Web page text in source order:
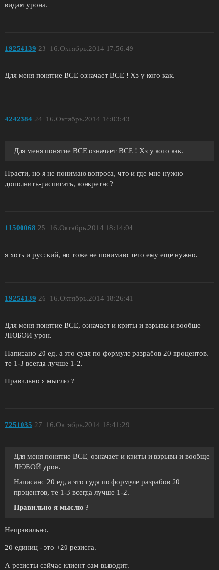
видам урона.
19254139 16.Октябрь.2014 17:56:49
23
Для меня понятие ВСЕ означает ВСЕ ! Хз у кого как.
4242384 16.Октябрь.2014 18:03:43
24
Для меня понятие ВСЕ означает ВСЕ ! Хз у кого как.
Прасти, но я не понимаю вопроса, что и где мне нужно
дополнить-расписать, конкретно?
11500068 16.Октябрь.2014 18:14:04
25
я хоть и русский, но тоже не понимаю чего ему еще нужно.
19254139 16.Октябрь.2014 18:26:41
26
Для меня понятие ВСЕ, означает и криты и взрывы и вообще
ЛЮБОЙ урон.
Написано 20 ед, а это судя по формуле разрабов 20 процентов,
те 1-3 всегда лучше 1-2.
Правильно я мыслю ?
7251035 16.Октябрь.2014 18:41:29
27
Для меня понятие ВСЕ, означает и криты и взрывы и вообще
ЛЮБОЙ урон.
Написано 20 ед, а это судя по формуле разрабов 20
процентов, те 1-3 всегда лучше 1-2.
Правильно я мыслю ?
Неправильно.
20 единиц - это +20 резиста.
А резисты сейчас клиент сам выводит.